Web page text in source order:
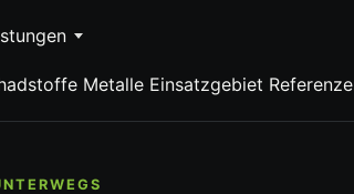
Metalle Einsatzgebiet